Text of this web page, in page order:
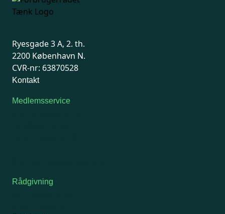
Ryesgade 3 A, 2. th.
2200 København N.
CVR-nr: 63870528
Kontakt
Medlemsservice
Rådgivning